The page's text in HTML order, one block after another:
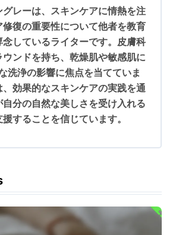
グレーは、スキンケアに情熱を注
修復の重要性について他者を教育
しているライターです。皮膚科
ンドを持ち、乾燥肌や敏感肌に
洗浄の影響に焦点を当てていま
効果的なスキンケアの実践を通
自分の自然な美しさを受け入れる
することを信じています。